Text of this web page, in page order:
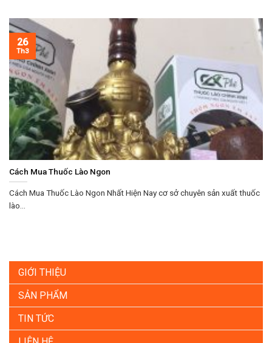
GIỚI THIỆU
SẢN PHẨM
TIN TỨC
Cách Mua Thuốc Lào Ngon
Cách Mua Thuốc Lào Ngon Nhất Hiện Nay cơ sở chuyên sản xuất thuốc
lào...
26
Th3